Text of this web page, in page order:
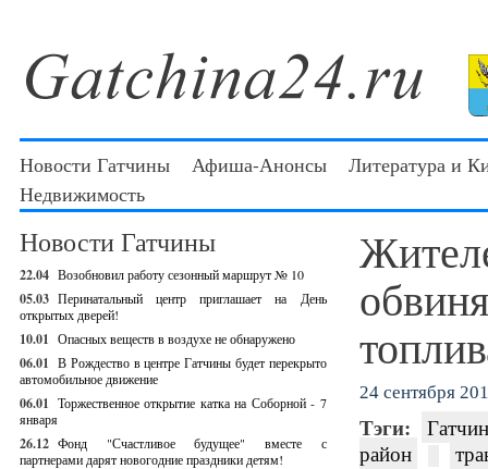
Новости Гатчины Афиша-Анонсы
Литература и
Недвижимость
Новости Гатчины
22.04 Возобновил работу сезонный маршрут № 10
05.03 Перинатальный центр приглашает на День
открытых дверей!
10.01 Опасных веществ в воздухе не обнаружено
06.01 В Рождество в центре Гатчины будет перекрыто
автомобильное движение
06.01 Торжественное открытие катка на Соборной - 7
января
26.12 Фонд "Счастливое будущее" вместе с
партнерами дарят новогодние праздники детям!
24 сентября
Тэги:
район